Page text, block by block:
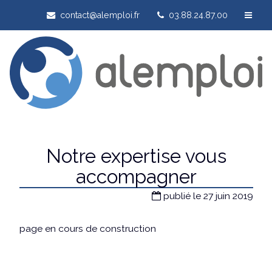
contact@alemploi.fr 03.88.24.87.00
Notre expertise vous
accompagner
publié le 27 juin 2019
page en cours de construction